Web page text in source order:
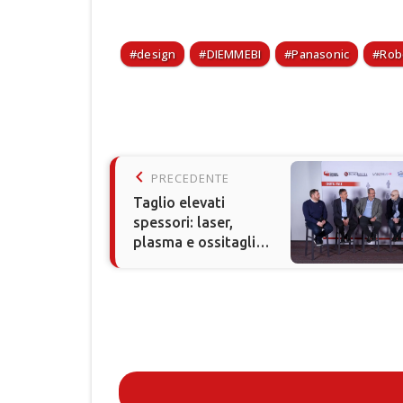
design DIEMMEBI Panasonic
keyboard_arrow_left PRECEDENTE
Taglio elevati
spessori: laser,
plasma e ossitaglio a